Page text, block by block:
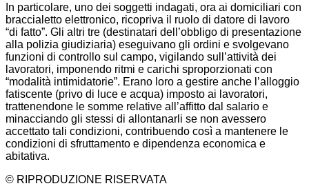
In particolare, uno dei soggetti indagati, ora ai domiciliari con
braccialetto elettronico, ricopriva il ruolo di datore di lavoro
“di fatto”. Gli altri tre (destinatari dell’obbligo di presentazione
alla polizia giudiziaria) eseguivano gli ordini e svolgevano
funzioni di controllo sul campo, vigilando sull’attività dei
lavoratori, imponendo ritmi e carichi sproporzionati con
“modalità intimidatorie”. Erano loro a gestire anche l’alloggio
fatiscente (privo di luce e acqua) imposto ai lavoratori,
trattenendone le somme relative all’affitto dal salario e
minacciando gli stessi di allontanarli se non avessero
accettato tali condizioni, contribuendo così a mantenere le
condizioni di sfruttamento e dipendenza economica e
abitativa.
© RIPRODUZIONE RISERVATA